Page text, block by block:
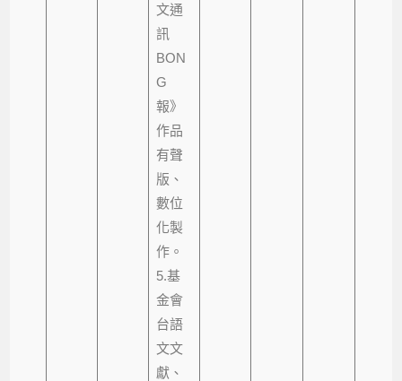
文通
訊
BON
G
報》
作品
有聲
版、
數位
化製
作。
5.基
金會
台語
文文
獻、